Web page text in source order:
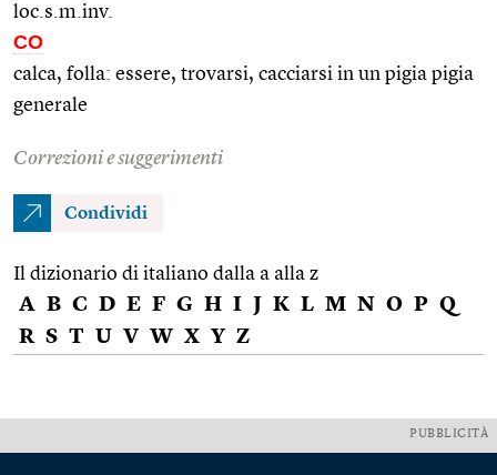
loc.s.m.inv.
CO
calca, folla: essere, trovarsi, cacciarsi in un pigia pigia
generale
Correzioni e suggerimenti
Condividi
Il dizionario di italiano dalla a alla z
A B C D E F G H I J K L M N O P Q
R S T U V W X Y Z
PUBBLICITÀ